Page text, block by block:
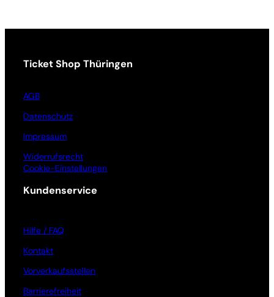
Ticket Shop Thüringen
AGB
Datenschutz
Impressum
Widerrufsrecht
Cookie-Einstellungen
Kundenservice
Hilfe / FAQ
Kontakt
Vorverkaufsstellen
Barrierefreiheit